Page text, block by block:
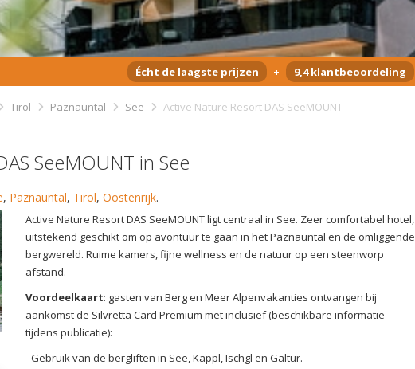
Écht de laagste prijzen + 9,4 klantbeoordeling
Tirol Paznauntal See Active Nature Resort DAS SeeMOUNT
SeeMOUNT in See
, Paznauntal, Tirol, Oostenrijk.
Active Nature Resort DAS SeeMOUNT ligt centraal in See. Zeer comfortabel hotel,
uitstekend geschikt om op avontuur te gaan in het Paznauntal en de omliggende
bergwereld. Ruime kamers, fijne wellness en de natuur op een steenworp
afstand.
Voordeelkaart: gasten van Berg en Meer Alpenvakanties ontvangen bij
aankomst de Silvretta Card Premium met inclusief (beschikbare informatie
tijdens publicatie):
- Gebruik van de bergliften in See, Kappl, Ischgl en Galtür.